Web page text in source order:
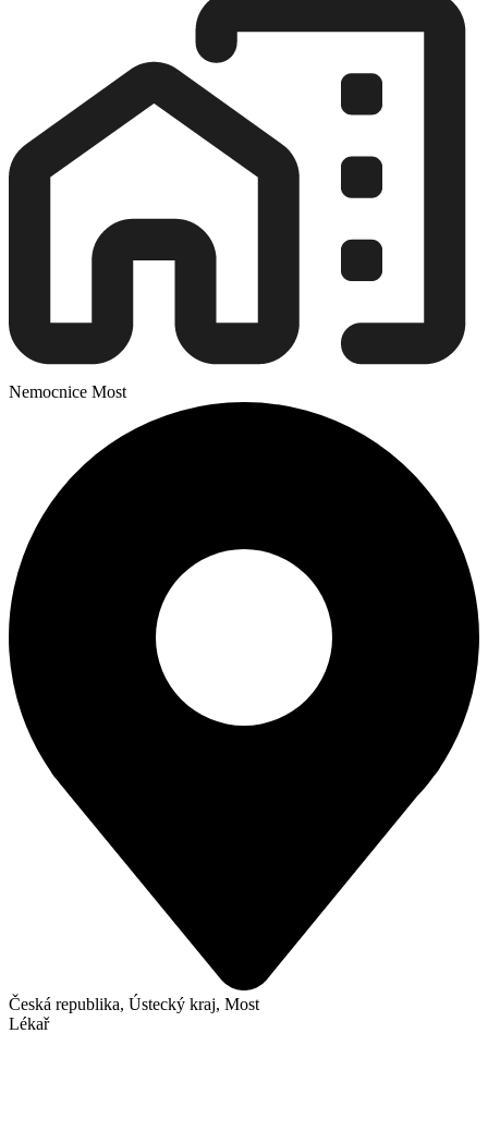
Nemocnice Most
Česká republika, Ústecký kraj, Most
Lékař